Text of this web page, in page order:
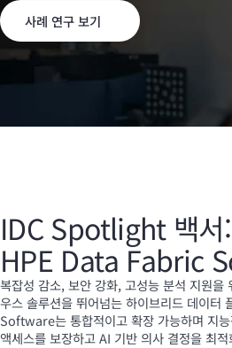
사례 연구 보기
IDC Spotlight 백서
HPE Data Fabric
복잡성 감소, 보안 강화, 고성능 분석 지원
우스 솔루션을 뛰어넘는 하이브리드 데이
Software는 통합적이고 확장 가능하며 지
액세스를 보장하고 AI 기반 의사 결정을 최적